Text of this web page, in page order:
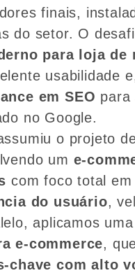
finais,
do setor. O
para loja
usabilidade
em SEO para
no Google.
o projeto
um e-
com foco total
do usuário,
aplicamos
e-commerce,
chave com alto